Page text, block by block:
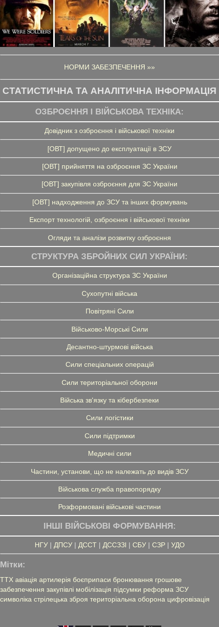
НОРМИ ЗАБЕЗПЕЧЕННЯ »»
СТАТИСТИЧНА ТА АНАЛІТИЧНА ІНФОРМАЦІЯ
ОЗБРОЄННЯ І ВІЙСЬКОВА ТЕХНІКА:
Довідник з озброєння і військової техніки
[ОВТ] допущено до експлуатації в ЗСУ
[ОВТ] прийняття на озброєння ЗС України
[ОВТ] закупівля озброєння для ЗС України
[ОВТ] надходження до ЗСУ та інших формувань
Експорт технологій, озброєння і військової техніки
Огляди та аналізи розвитку озброєння
СТРУКТУРА ЗБРОЙНИХ СИЛ УКРАЇНИ:
Організаційна структура ЗС України
Сухопутні війська
Повітряні Сили
Військово-Морські Сили
Десантно-штурмові війська
Сили спеціальних операцій
Сили територіальної оборони
Війська зв'язку та кібербезпеки
Сили логістики
Сили підтримки
Медичні сили
Частини, установи, що не належать до видів ЗСУ
Військова служба правопорядку
Розформовані військові частини
ІНШІ ВІЙСЬКОВІ ФОРМУВАННЯ:
НГУ| ДПСУ| ДССТ| ДССЗЗІ | СБУ| СЗР| УДО
Мітки:
ТТХ авіація артилерія боєприпаси бронювання грошове
забезпечення закупівлі мобілізація підсумки реформа ЗСУ
символіка стрілецька зброя територіальна оборона цифровізація